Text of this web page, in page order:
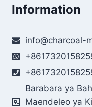
Information
info@charcoal-
Barabara ya
Maendeleo ya